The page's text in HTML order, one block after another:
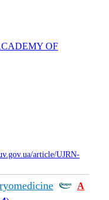
OF
article/UJRN-
А